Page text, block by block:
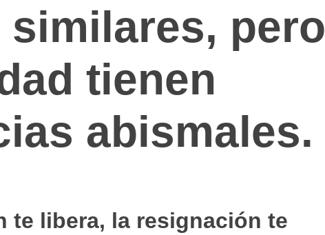
similares, pero
tienen
abismales.
te libera, la resignación te